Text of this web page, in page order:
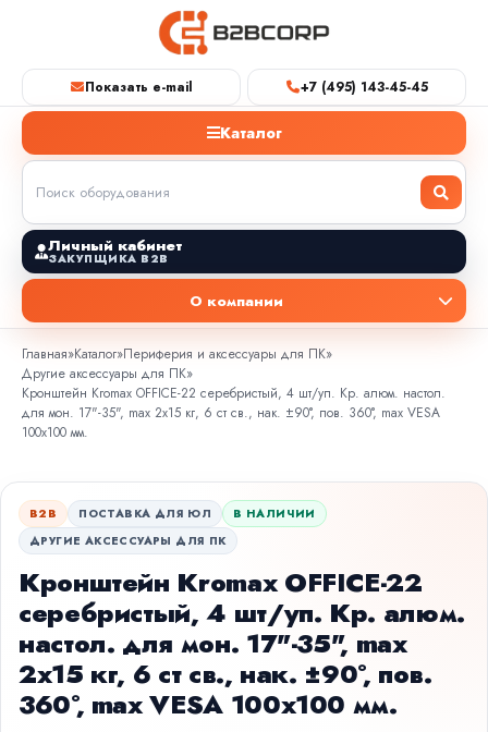
Показать e-mail +7 (495) 143-45-45
Каталог
Личный кабинет
ЗАКУПЩИКА B2B
О компании
Главная»Каталог»Периферия и аксессуары для ПК»
Другие аксессуары для ПК»
Кронштейн Kromax OFFICE-22 серебристый, 4 шт/уп. Кр. алюм. настол.
для мон. 17"-35", max 2x15 кг, 6 ст св., нак. ±90°, пов. 360°, max VESA
100x100 мм.
B2B ПОСТАВКА ДЛЯ ЮЛ
В НАЛИЧИИ
ДРУГИЕ АКСЕССУАРЫ ДЛЯ ПК
Кронштейн Kromax OFFICE-22
серебристый, 4 шт/уп. Кр. алюм.
настол. для мон. 17"-35", max
2x15 кг, 6 ст св., нак. ±90°, пов.
360°, max VESA 100x100 мм.